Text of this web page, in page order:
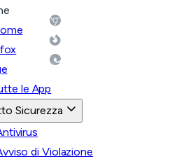
le App
Sicurezza
di Violazione